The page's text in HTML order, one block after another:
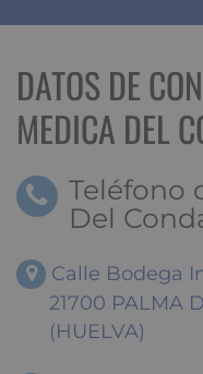
DATOS DE
MEDICA DEL
Teléfono
Del
Calle Bodega
21700 PALMA
(HUELVA)